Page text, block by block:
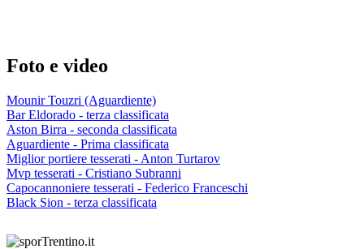
Foto e video
Mounir Touzri (Aguardiente)
Bar Eldorado - terza classificata
Aston Birra - seconda classificata
Aguardiente - Prima classificata
Miglior portiere tesserati - Anton Turtarov
Mvp tesserati - Cristiano Subranni
Capocannoniere tesserati - Federico Franceschi
Black Sion - terza classificata